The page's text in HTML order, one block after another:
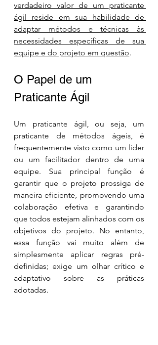
verdadeiro valor de um praticante
ágil reside em sua habilidade de
adaptar métodos e técnicas às
necessidades específicas de sua
equipe e do projeto em questão.
O Papel de um
Praticante Ágil
Um praticante ágil, ou seja, um
praticante de métodos ágeis, é
frequentemente visto como um líder
ou um facilitador dentro de uma
equipe. Sua principal função é
garantir que o projeto prossiga de
maneira eficiente, promovendo uma
colaboração efetiva e garantindo
que todos estejam alinhados com os
objetivos do projeto. No entanto,
essa função vai muito além de
simplesmente aplicar regras pré-
definidas; exige um olhar crítico e
adaptativo sobre as práticas
adotadas.